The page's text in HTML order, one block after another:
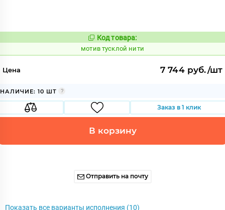
Код:
1044560
Код товара:
мотив тусклой нити
Цена 7 744 руб./шт
НАЛИЧИЕ: 10 ШТ
Заказ в 1 клик
В корзину
Отправить на почту
Показать все варианты исполнения (10)